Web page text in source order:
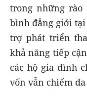
trong những
bình đẳng giới tại
trợ phát triển
khả năng tiếp
các hộ gia đình
vốn vẫn chiếm